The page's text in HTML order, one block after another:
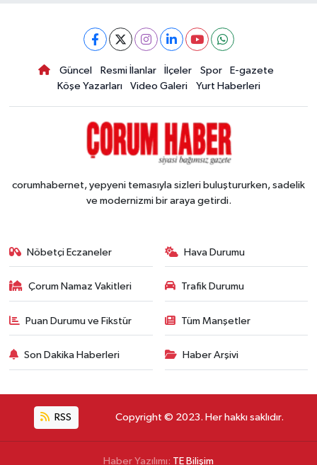
Güncel Resmi İlanlar İlçeler Spor
E-gazete
Köşe Yazarları
Video Galeri Yurt Haberleri
corumhabernet, yepyeni temasıyla sizleri buluştururken, sadelik
ve modernizmi bir araya getirdi.
Nöbetçi Eczaneler Hava Durumu
Çorum Namaz Vakitleri Trafik Durumu
Puan Durumu ve Fikstür Tüm Manşetler
Son Dakika Haberleri Haber Arşivi
RSS Copyright © 2023. Her hakkı saklıdır.
Haber Yazılımı: TE Bilişim